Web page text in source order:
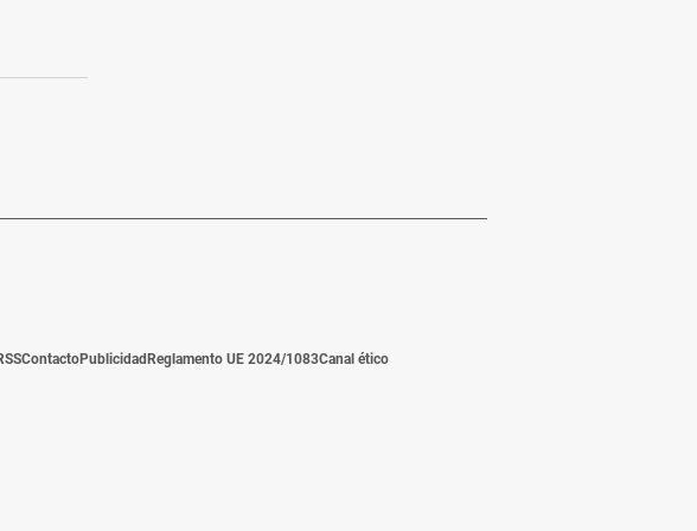
ContactoPublicidadReglamento UE 2024/1083Canal ético